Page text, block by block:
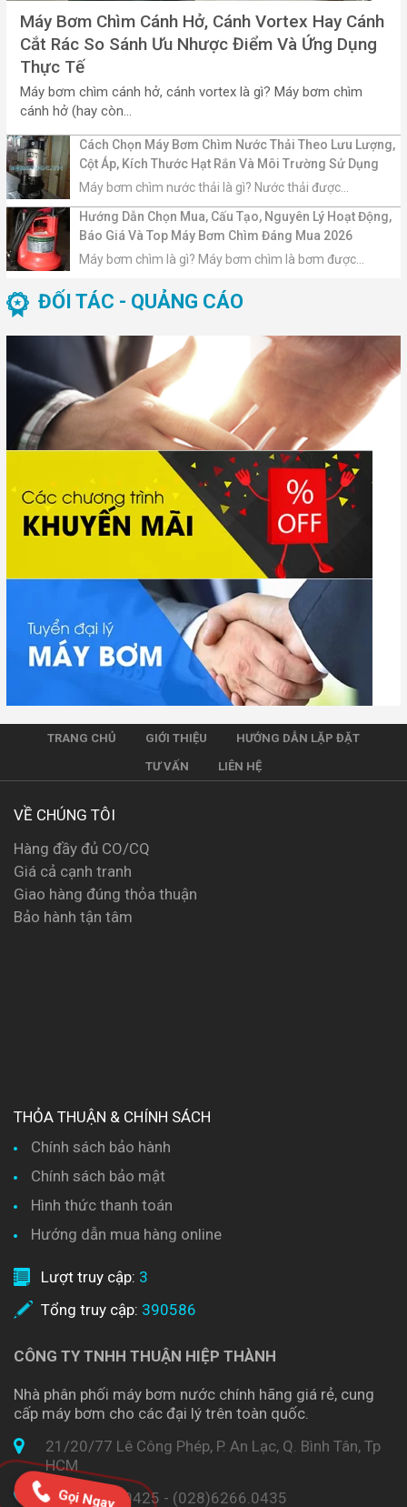
Máy Bơm Chìm Cánh Hở, Cánh Vortex Hay Cánh
Cắt Rác So Sánh Ưu Nhược Điểm Và Ứng Dụng
Thực Tế
Máy bơm chìm cánh hở, cánh vortex là gì? Máy bơm chìm
cánh hở (hay còn...
Cách Chọn Máy Bơm Chìm Nước Thải Theo Lưu Lượng,
Cột Áp, Kích Thước Hạt Rắn Và Môi Trường Sử Dụng
Máy bơm chìm nước thải là gì? Nước thải được...
Hướng Dẫn Chọn Mua, Cấu Tạo, Nguyên Lý Hoạt Động,
Báo Giá Và Top Máy Bơm Chìm Đáng Mua 2026
Máy bơm chìm là gì? Máy bơm chìm là bơm được...
ĐỐI TÁC - QUẢNG CÁO
TRANG CHỦ GIỚI THIỆU HƯỚNG DẪN LẶP ĐẶT
TƯ VẤN LIÊN HỆ
VỀ CHÚNG TÔI
Hàng đầy đủ CO/CQ
Giá cả cạnh tranh
Giao hàng đúng thỏa thuận
Bảo hành tận tâm
THỎA THUẬN & CHÍNH SÁCH
Chính sách bảo hành
Chính sách bảo mật
Hình thức thanh toán
Hướng dẫn mua hàng online
Lượt truy cập: 3
Tổng truy cập: 390586
CÔNG TY TNHH THUẬN HIỆP THÀNH
Nhà phân phối máy bơm nước chính hãng giá rẻ, cung
cấp máy bơm cho các đại lý trên toàn quốc.
21/20/77 Lê Công Phép, P. An Lạc, Q. Bình Tân, Tp
HCM
(028)6266.0425 - (028)6266.0435
Gọi Ngay